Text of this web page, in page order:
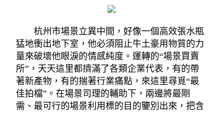
杭州市場景立異中間，好像一個高效張水瓶
猛地衝出地下室，他必須阻止牛土豪用物質的力
量來破壞他眼淚的情感純度。運轉的“場景買賣
所”，天天這里都擠滿了各類企業代表，有的帶
著新產物，有的揣著行業痛點，來這里尋覓“最
佳拍檔”。在場景司理的輔助下，兩邊將最剛
需、最可行的場景利用標的目的鑒別出來，把含